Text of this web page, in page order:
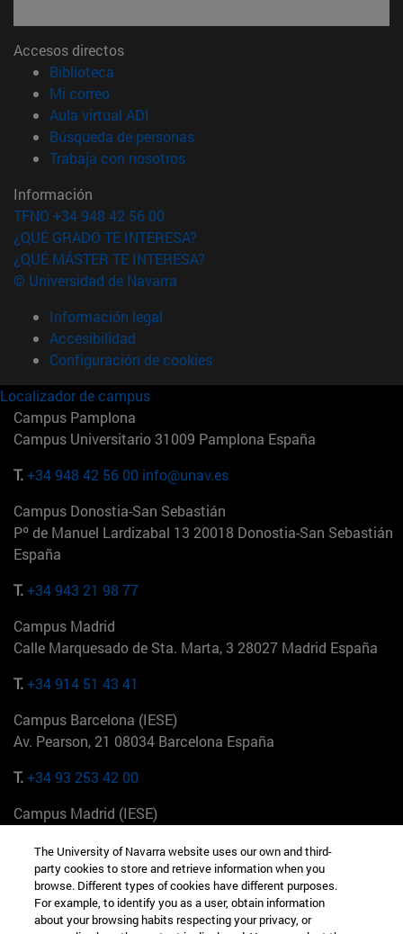
Accesos directos
Biblioteca
Mi correo(abre en nueva ventana)
Aula virtual ADI
Búsqueda de personas(abre en nueva ventana)
Trabaja con nosotros(abre en nueva ventana)
Información
TFNO +34 948 42 56 00
¿QUÉ GRADO TE INTERESA?
¿QUÉ MÁSTER TE INTERESA?
© Universidad de Navarra
Información legal
Accesibilidad
Configuración de cookies
Localizador de campus
Campus Pamplona
Campus Universitario 31009 Pamplona España
T.+34 948 42 56 00 info@unav.es
Campus Donostia-San Sebastián
Pº de Manuel Lardizabal 13 20018 Donostia-San Sebastián
España
T.+34 943 21 98 77
Campus Madrid
Calle Marquesado de Sta. Marta, 3 28027 Madrid España
T.+34 914 51 43 41
Campus Barcelona (IESE)
Av. Pearson, 21 08034 Barcelona España
T.+34 93 253 42 00
Campus Madrid (IESE)
+34 912 11 30 00
Campus Nueva York (IESE)
165 W 57th St 10019-2201 Nueva York EE.UU
The University of Navarra website uses our own and third-
party cookies to store and retrieve information when you
browse. Different types of cookies have different purposes.
For example, to identify you as a user, obtain information
about your browsing habits respecting your privacy, or